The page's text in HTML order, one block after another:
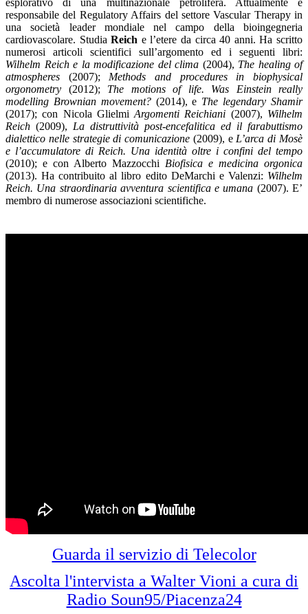
responsabile del Regulatory Affairs del settore Vascular Therapy in
una società leader mondiale nel campo della bioingegneria
cardiovascolare. StudiaReich e l’etere da circa 40 anni. Ha scritto
numerosi articoli scientifici sull’argomento ed i seguenti libri:
Wilhelm Reich e la modificazione del clima (2004), The healing of
atmospheres (2007); Methods and procedures in biophysical
orgonometry (2012); The motions of life. Was Einstein really
modelling Brownian movement?(2014), e The legendary Shamir
(2017); con Nicola GlielmiArgomenti Reichiani (2007), Wilhelm
Reich (2009), La distruttività post-encefalitica ed il farabuttismo
dialettico nelle strategie di comunicazione (2009), e L’arca di Mosè
e l’accumulatore di Reich. Una identità oltre i confini del tempo
(2010); e con Alberto Mazzocchi Biofisica e medicina orgonica
(2013). Ha contribuito al libro edito DeMarchi e Valenzi: Wilhelm
Reich. Una straordinaria avventura scientifica e umana (2007). E’
membro di numerose associazioni scientifiche.
Guarda il servizio di Telecolor
Ascolta l'intervista a Walter Vioni a cura di
Radio Soun95/Piacenza24